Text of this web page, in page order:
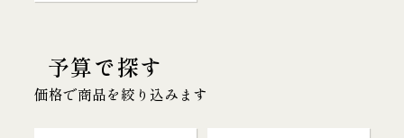
予算で探す
価格で商品を絞り込みます